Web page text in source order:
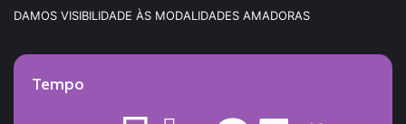
DAMOS VISIBILIDADE ÀS MODALIDADES AMADORAS
Tempo